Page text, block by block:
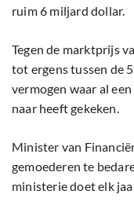
ruim 6 miljard dollar.
Tegen de marktprijs
tot ergens tussen de
vermogen waar al
naar heeft gekeken.
Minister van
gemoederen te
ministerie doet elk